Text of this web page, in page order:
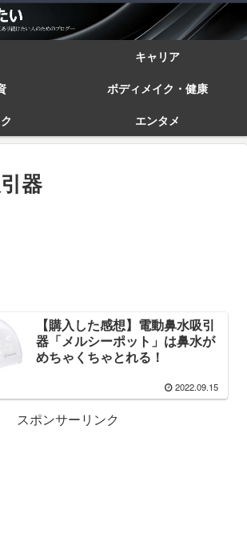
キャリア
ボディメイク・健康
エンタメ
器
【購入した感想】電動鼻水吸引
器「メルシーポット」は鼻水が
めちゃくちゃとれる！
2022.09.15
スポンサーリンク